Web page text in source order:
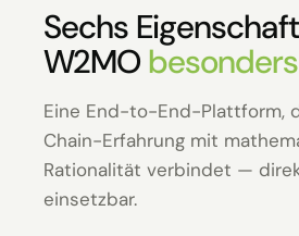
Sechs
W2MO
Eine End-to-End-Plattform,
Chain-Erfahrung mit
Rationalität verbindet —
einsetzbar.